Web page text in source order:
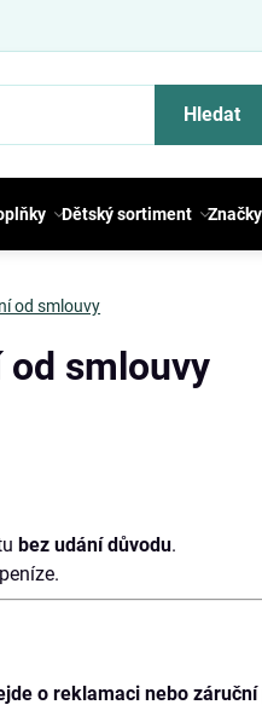
Hledat
Dětský sortiment Značky
od smlouvy
smlouvy
bez udání důvodu.
o reklamaci nebo